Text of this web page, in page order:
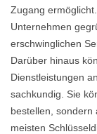
Zugang
Unternehmen
erschwinglichen
Darüber hinaus
Dienstleistungen
sachkundig. Sie
bestellen, sondern
meisten